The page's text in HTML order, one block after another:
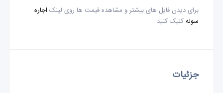
برای دیدن فایل های بیشتر و مشاهده قیمت ها روی لینک اجاره
سولهکلیک کنید
جزئیات